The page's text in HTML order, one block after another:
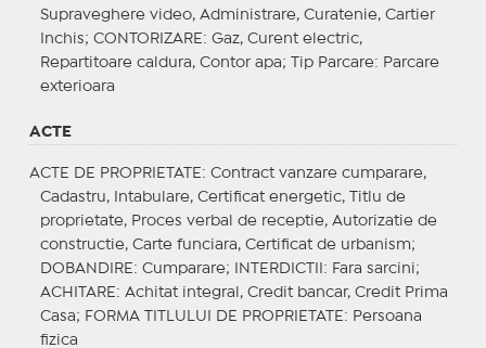
Supraveghere video, Administrare, Curatenie, Cartier
Inchis; CONTORIZARE : Gaz, Curent electric,
Repartitoare caldura, Contor apa;
Tip Parcare: Parcare
exterioara
ACTE
ACTE DE PROPRIETATE : Contract vanzare cumparare,
Cadastru, Intabulare, Certificat energetic, Titlu de
proprietate, Proces verbal de receptie, Autorizatie de
constructie, Carte funciara, Certificat de urbanism;
DOBANDIRE : Cumparare; INTERDICTII : Fara sarcini;
ACHITARE : Achitat integral, Credit bancar, Credit Prima
Casa; FORMA TITLULUI DE PROPRIETATE : Persoana
fizica